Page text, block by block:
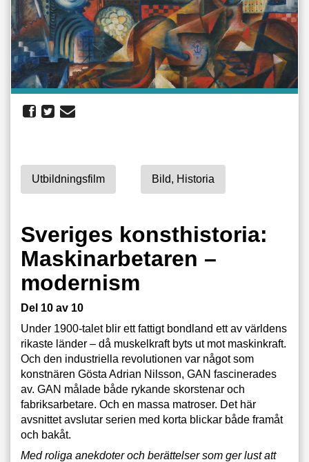
Utbildningsfilm Bild, Historia
Sveriges konsthistoria:
Maskinarbetaren –
modernism
Del 10 av 10
Under 1900-talet blir ett fattigt bondland ett av världens
rikaste länder – då muskelkraft byts ut mot maskinkraft.
Och den industriella revolutionen var något som
konstnären Gösta Adrian Nilsson, GAN fascinerades
av. GAN målade både rykande skorstenar och
fabriksarbetare. Och en massa matroser. Det här
avsnittet avslutar serien med korta blickar både framåt
och bakåt.
Med roliga anekdoter och berättelser som ger lust att